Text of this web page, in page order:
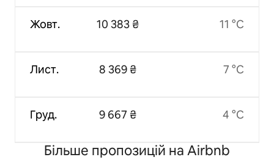
Жовт.
Лист.
Груд.
10 383 ₴
8 369 ₴
9 667 ₴
11 °C
7 °C
4 °C
Більше пропозицій на Airbnb